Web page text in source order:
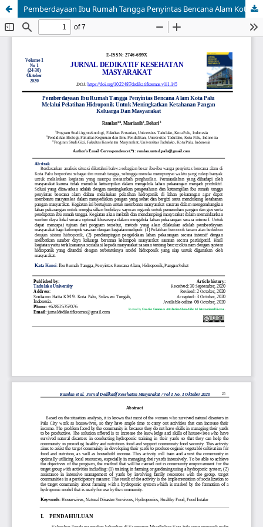
Pemberdayaan Ibu Rumah Tangga Penyintas Bencana Alam Kota Palu Melalui Pelatihan Hidroponik Untuk Meningkatkan Ketahanan Pangan Keluarga Dan Masyarakat